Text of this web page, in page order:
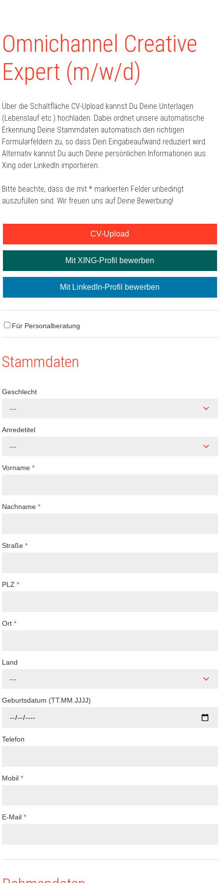
Omnichannel Creative
Expert (m/w/d)
Über die Schaltfläche CV-Upload kannst Du Deine Unterlagen
(Lebenslauf etc.) hochladen. Dabei ordnet unsere automatische
Erkennung Deine Stammdaten automatisch den richtigen
Formularfeldern zu, so dass Dein Eingabeaufwand reduziert wird.
Alternativ kannst Du auch Deine persönlichen Informationen aus
Xing oder LinkedIn importieren.
Bitte beachte, dass die mit * markierten Felder unbedingt
auszufüllen sind. Wir freuen uns auf Deine Bewerbung!
CV-Upload
Mit XING-Profil bewerben
Mit LinkedIn-Profil bewerben
Für Personalberatung
Stammdaten
Geschlecht
---
Anredetitel
---
Vorname*
Nachname*
Straße*
PLZ*
Ort*
Land
---
Geburtsdatum (TT.MM.JJJJ)
Telefon
Mobil*
E-Mail*